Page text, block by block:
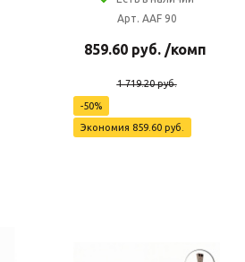
Арт. AAF 90
859.60руб. /комп
1 719.20руб.
-50%
Экономия 859.60 руб.